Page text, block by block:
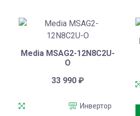
Media MSAG2-12N8C2U-
O
33 990 ₽
Инвертор